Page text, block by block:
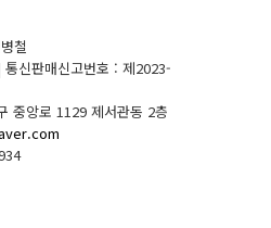
철
통신판매신고번호 : 제2023-
중앙로 1129 제서관동 2층